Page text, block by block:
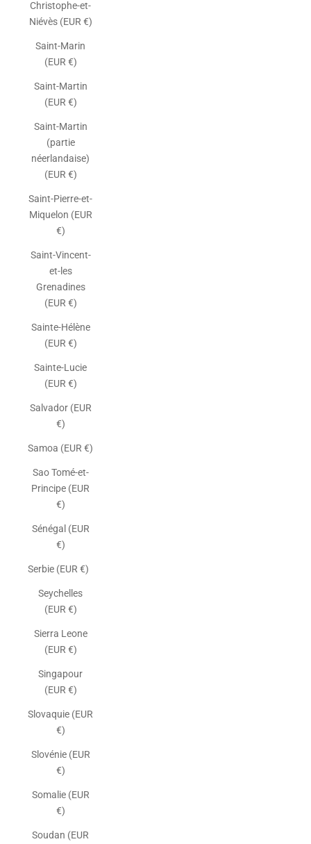
Christophe-et-
Niévès (EUR €)
Saint-Marin
(EUR €)
Saint-Martin
(EUR €)
Saint-Martin
(partie
néerlandaise)
(EUR €)
Saint-Pierre-et-
Miquelon (EUR
€)
Saint-Vincent-
et-les
Grenadines
(EUR €)
Sainte-Hélène
(EUR €)
Sainte-Lucie
(EUR €)
Salvador (EUR
€)
Samoa (EUR €)
Sao Tomé-et-
Principe (EUR
€)
Sénégal (EUR
€)
Serbie (EUR €)
Seychelles
(EUR €)
Sierra Leone
(EUR €)
Singapour
(EUR €)
Slovaquie (EUR
€)
Slovénie (EUR
€)
Somalie (EUR
€)
Soudan (EUR